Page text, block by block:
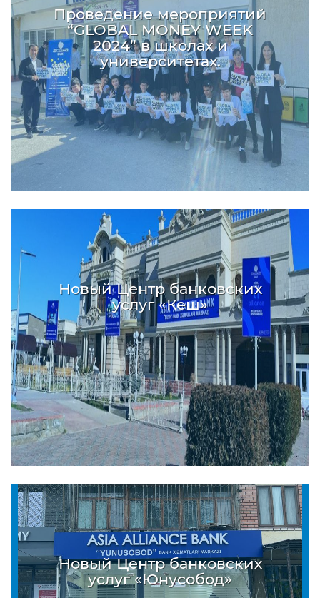
Проведение мероприятий
“GLOBAL MONEY WEEK
2024” в школах и
университетах.
Новый Центр банковских
услуг «Кеш»
Новый Центр банковских
услуг «Юнусобод»